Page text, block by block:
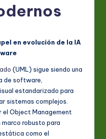
en evolución de la IA
(UML) sigue siendo una
de software,
estandarizado para
sistemas complejos.
el Object Management
marco robusto para
como el